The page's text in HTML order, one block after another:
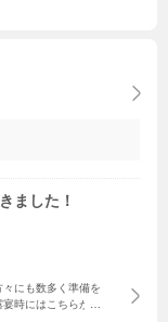
ました！
にも数多く準備を
時にはこちらがや